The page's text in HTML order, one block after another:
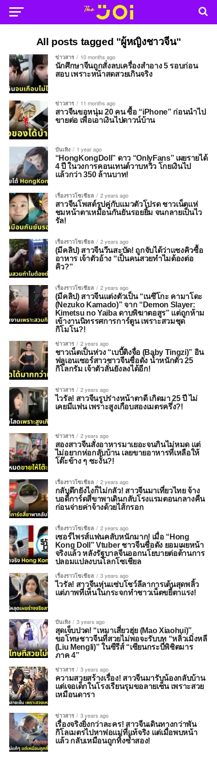
All posts tagged "ผู้หญิงชาวจีน"
ข่าวสาร 10 months ago
นักศึกษาจีนถูกสั่งลบเครื่องสำอาง 5 รอบก่อน
สอบ เพราะหน้าสดสวยเกินจริง
ข่าวสาร 11 months ago
สาวจีนขอหนุ่ม 20 คน ซื้อ “iPhone” ก่อนนำไป
ขายต่อ เพื่อเอาเงินไปดาวน์บ้าน
บันเทิง 1 year ago
“HongKongDoll” ดาว “OnlyFans” เผยรายได้
4 ปี ในวงการคอนเทนต์วาบหวิว โกยเงินไป
แล้วกว่า 350 ล้านบาท!
เรื่องราวโซเชียล 2 years ago
สาวจีนโพสต์รูปคู่กับแมวตัวโปรด ชาวเน็ตแห่
ชมหน้าตาเหมือนกันยันรอยยิ้ม จนกลายเป็นไว
รัล!
เรื่องราวโซเชียล 2 years ago
(มีคลิป) สาวจีนวีนสะบัด! ถูกจับได้ว่าแซงคิวซื้อ
อาหาร เจ้าตัวอ้าง “เป็นคนสวยทำไมต้องต่อ
คิว?”
เรื่องราวโซเชียล 2 years ago
(มีคลิป) สาวจีนแต่งตัวเป็น “เนซึโกะ คามาโดะ
(Nezuko Kamado)” จาก “Demon Slayer:
Kimetsu no Yaiba ดาบพิฆาตอสูร” แต่ถูกห้าม
เข้างานนิทรรศการการ์ตูน เพราะสวมชุด
กิโมโน?!
ข่าวสาร 2 years ago
ชาวเน็ตเป็นห่วง “เบบี้ติงจื่อ (Baby Tingzi)” อิน
ฟลูเอนเซอร์สาวชาวจีนชื่อดัง น้ำหนักตัว 25
กิโลกรัม เจ้าตัวลั่นยังลงได้อีก!
ข่าวสาร 2 years ago
ไวรัล! สาวจีนรูปร่างหน้าตาดี เกิดมา 25 ปี ไม่
เคยมีแฟน เพราะสูงเกือบสองเมตรครึ่ง?!
ข่าวสาร 2 years ago
สองสาวจีนสั่งอาหารมาเยอะจนกินไม่หมด แต่
ไม่อยากห่อกลับบ้าน เลยขายอาหารที่เหลือให้
โต๊ะข้าง ๆ ซะงั้น?!
เรื่องราวโซเชียล 2 years ago
กลับดึกยังไงก็ไม่กลัว! สาวจีนมาเที่ยวไทย จ้าง
บอดี้การ์ดสี่ขาพาเดินกลับโรงแรมตอนกลางคืน
ก่อนจ่ายค่าจ้างด้วยไส้กรอก
เรื่องราวโซเชียล 2 years ago
เซอร์ไพรส์แฟนคลับหนักมาก! เมื่อ “Hong
Kong Doll” Vtuber ชาวจีนชื่อดัง ยอมเผยหน้า
จริงแล้ว หลังรัฐบาลจีนออกนโยบายต่อต้านการ
ปลอมแปลงบนโลกโซเชียล
เรื่องราวโซเชียล 3 years ago
ไวรัล! สาวจีนหุ่นแซ่บโชว์ลีลาการเต้นสุดพลิ้ว
แต่ภาพที่เห็นในกระจกทำชาวเน็ตขยี้ตาแรง!
บันเทิง 3 years ago
สุดเจ็บปวด! “เหมาเสี่ยวฮุ่ย (Mao Xiaohui)”
ขอโทษชาวจีนที่สวยไม่พอจะรับบท “หลิ่วเมิ่งหลี
(Liu Mengli)” ในซีรีส์ “เซียนกระบี่พิชิตมาร
ภาค 4”
ข่าวสาร 3 years ago
ความสวยสร้างเรื่อง! สาวจีนมารับน้องกลับบ้าน
แต่เจอเด็กในโรงเรียนรุมขอลายเซ็น เพราะสวย
เหมือนดารา
ข่าวสาร 3 years ago
เรื่องจริงยิ่งกว่าละคร! สาวจีนเดินทางกว่าพัน
กิโลเมตรไปหาพ่อแม่ที่แท้จริง แต่เมื่อพบหน้า
แล้ว กลับเหมือนถูกทิ้งซ้ำสอง!